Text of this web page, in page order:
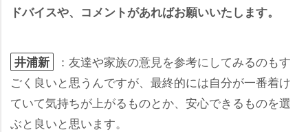
ドバイスや、コメントがあればお願いいたします。
井浦新
：友達や家族の意見を参考にしてみるのもす
ごく良いと思うんですが、最終的には自分が一番着け
ていて気持ちが上がるものとか、安心できるものを選
ぶと良いと思います。